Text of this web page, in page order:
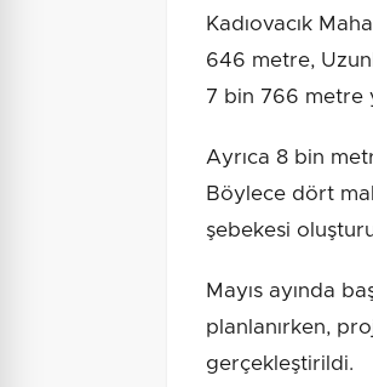
Kadıovacık
646 metre,
7 bin 766 metre
Ayrıca 8 bin
Böylece dört
şebekesi
Mayıs ayında
planlanırken,
gerçekleştirildi.